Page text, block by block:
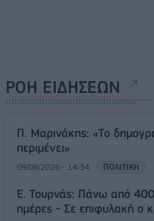
ΡΟΗ ΕΙΔΗΣΕΩΝ
Π. Μαρινάκης: «Το
περιμένει»
09/08/2026 - 14:34 ΠΟΛΙΤΙΚΗ
Ε. Τουρνάς: Πάνω από
ημέρες - Σε επιφυλακή ο